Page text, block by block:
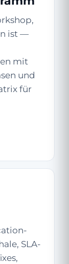
ist —
mit
und
für
SLA-